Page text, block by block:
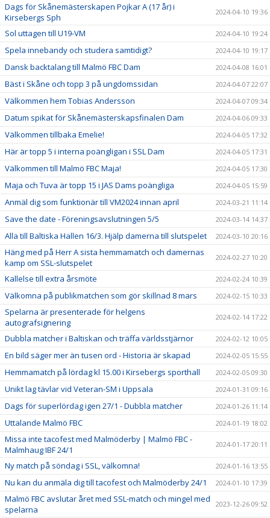
Dags för Skånemästerskapen Pojkar A (17 år) i
Kirsebergs Sph
2024-04-10 19:36
Sol uttagen till U19-VM 2024-04-10 19:24
Spela innebandy och studera samtidigt? 2024-04-10 19:17
Dansk backtalang till Malmö FBC Dam 2024-04-08 16:01
Bäst i Skåne och topp 3 på ungdomssidan 2024-04-07 22:07
Välkommen hem Tobias Andersson 2024-04-07 09:34
Datum spikat för Skånemästerskapsfinalen Dam 2024-04-06 09:33
Välkommen tillbaka Emelie! 2024-04-05 17:32
Här är topp 5 i interna poängligan i SSL Dam 2024-04-05 17:31
Välkommen till Malmö FBC Maja! 2024-04-05 17:30
Maja och Tuva är topp 15 i JAS Dams poängliga 2024-04-05 15:59
Anmäl dig som funktionär till VM2024 innan april 2024-03-21 11:14
Save the date - Föreningsavslutningen 5/5 2024-03-14 14:37
Alla till Baltiska Hallen 16/3. Hjälp damerna till slutspelet 2024-03-10 20:16
Häng med på Herr A sista hemmamatch och damernas
kamp om SSL-slutspelet
2024-02-27 10:20
Kallelse till extra årsmöte 2024-02-24 10:39
Välkomna på publikmatchen som gör skillnad 8 mars 2024-02-15 10:33
Spelarna är presenterade för helgens
autografsignering
2024-02-14 17:22
Dubbla matcher i Baltiskan och träffa världsstjärnor 2024-02-12 10:05
En bild säger mer än tusen ord - Historia är skapad 2024-02-05 15:55
Hemmamatch på lördag kl 15.00 i Kirsebergs sporthall 2024-02-05 09:30
Unikt lag tävlar vid Veteran-SM i Uppsala 2024-01-31 09:16
Dags för superlördag igen 27/1 - Dubbla matcher 2024-01-26 11:14
Uttalande Malmö FBC 2024-01-19 18:02
Missa inte tacofest med Malmöderby | Malmö FBC -
Malmhaug IBF 24/1
2024-01-17 20:11
Ny match på söndag i SSL, välkomna! 2024-01-16 13:55
Nu kan du anmäla dig till tacofest och Malmöderby 24/1 2024-01-10 17:39
Malmö FBC avslutar året med SSL-match och mingel med
spelarna
2023-12-26 09:52